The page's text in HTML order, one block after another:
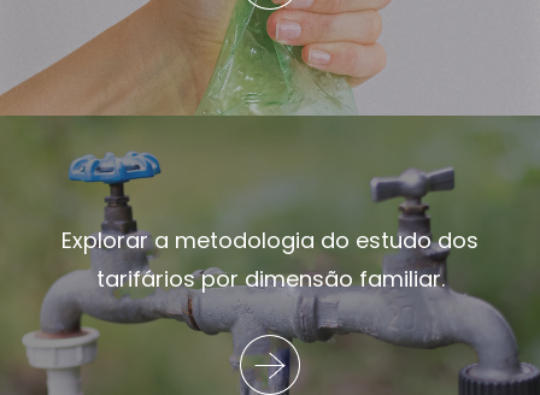
Explorar a metodologia do estudo dos
tarifários por dimensão familiar.